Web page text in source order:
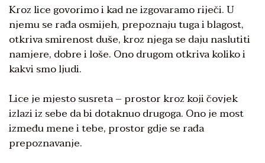
Kroz lice govorimo i kad ne izgovaramo riječi. U
njemu se rađa osmijeh, prepoznaju tuga i blagost,
otkriva smirenost duše, kroz njega se daju naslutiti
namjere, dobre i loše. Ono drugom otkriva koliko i
kakvi smo ljudi.
Lice je mjesto susreta – prostor kroz koji čovjek
izlazi iz sebe da bi dotaknuo drugoga. Ono je most
između mene i tebe, prostor gdje se rađa
prepoznavanje.